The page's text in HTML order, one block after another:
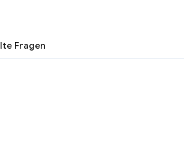
Fragen